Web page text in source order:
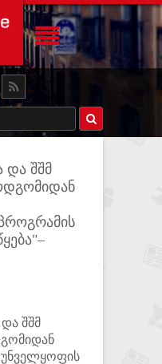
და შშმ
შშმ